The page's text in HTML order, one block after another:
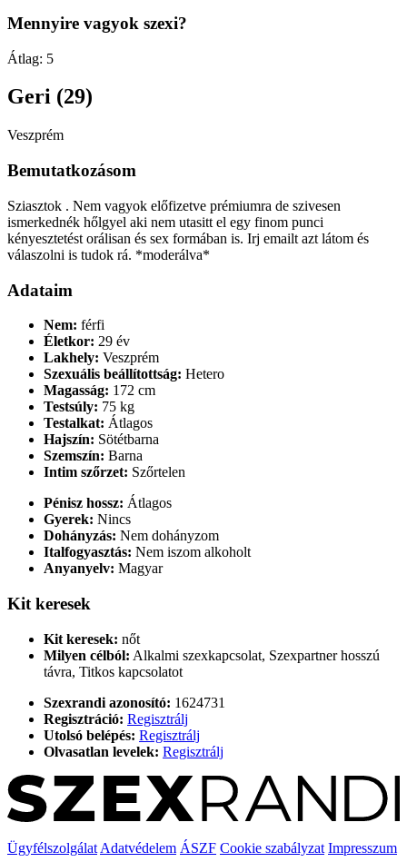
Mennyire vagyok szexi?
Átlag: 5
Geri (29)
Veszprém
Bemutatkozásom
Sziasztok . Nem vagyok előfizetve prémiumra de szivesen
ismerkednék hőlgyel aki nem utasitt el egy finom punci
kényesztetést orálisan és sex formában is. Irj emailt azt látom és
válaszolni is tudok rá. *moderálva*
Adataim
Nem: férfi
Életkor: 29 év
Lakhely: Veszprém
Szexuális beállítottság: Hetero
Magasság: 172 cm
Testsúly: 75 kg
Testalkat: Átlagos
Hajszín: Sötétbarna
Szemszín: Barna
Intim szőrzet: Szőrtelen
Pénisz hossz: Átlagos
Gyerek: Nincs
Dohányzás: Nem dohányzom
Italfogyasztás: Nem iszom alkoholt
Anyanyelv: Magyar
Kit keresek
Kit keresek: nőt
Milyen célból: Alkalmi szexkapcsolat, Szexpartner hosszú
távra, Titkos kapcsolatot
Szexrandi azonosító: 1624731
Regisztráció: Regisztrálj
Utolsó belépés: Regisztrálj
Olvasatlan levelek: Regisztrálj
Ügyfélszolgálat Adatvédelem ÁSZF Cookie szabályzat Impresszum